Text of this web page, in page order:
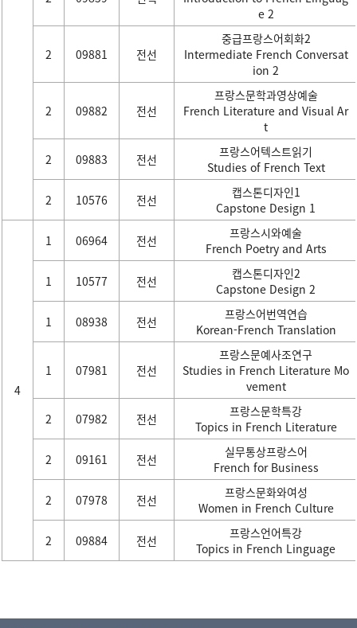
e 2
2 09881 전선
중급프랑스어회화2
Intermediate French Conversat
ion 2
2 09882 전선
프랑스문학과영상예술
French Literature and Visual Ar
t
2 09883 전선
프랑스어텍스트읽기
Studies of French Text
2 10576 전선
캡스톤디자인1
Capstone Design 1
4
1 06964 전선
프랑스시와예술
French Poetry and Arts
1 10577 전선
캡스톤디자인2
Capstone Design 2
1 08938 전선
프랑스어번역연습
Korean-French Translation
1 07981 전선
프랑스문예사조연구
Studies in French Literature Mo
vement
2 07982 전선
프랑스문학특강
Topics in French Literature
2 09161 전선
실무통상프랑스어
French for Business
2 07978 전선
프랑스문화와여성
Women in French Culture
2 09884 전선
프랑스언어특강
Topics in French Linguage